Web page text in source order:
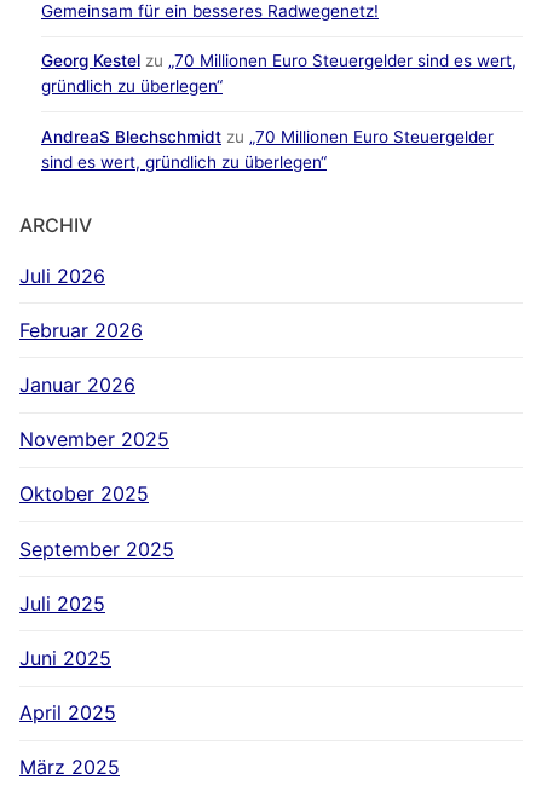
Gemeinsam für ein besseres Radwegenetz!
Georg Kestel zu „70 Millionen Euro Steuergelder sind es wert,
gründlich zu überlegen“
AndreaS Blechschmidt zu „70 Millionen Euro Steuergelder
sind es wert, gründlich zu überlegen“
ARCHIV
Juli 2026
Februar 2026
Januar 2026
November 2025
Oktober 2025
September 2025
Juli 2025
Juni 2025
April 2025
März 2025